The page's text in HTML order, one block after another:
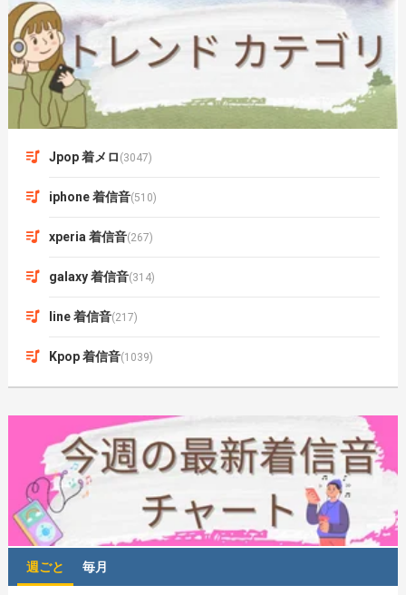
Jpop 着メロ (3047)
iphone 着信音(510)
xperia 着信音(267)
galaxy 着信音(314)
line 着信音(217)
Kpop 着信音(1039)
週ごと 毎月